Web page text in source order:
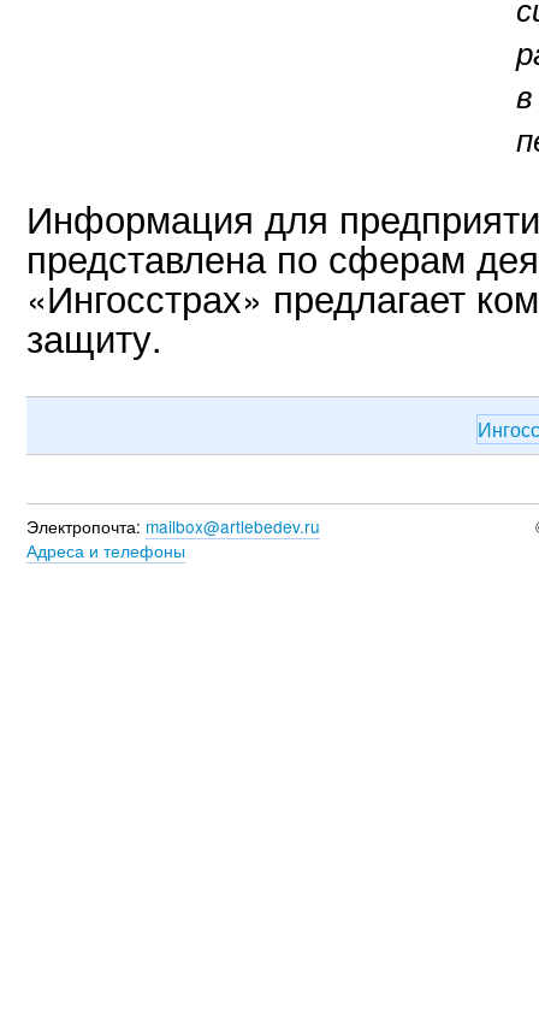
Информация для
представлена по сферам
«Ингосстрах» предлагает
защиту.
Электропочта: mailbox@artlebedev.ru
Адреса и телефоны